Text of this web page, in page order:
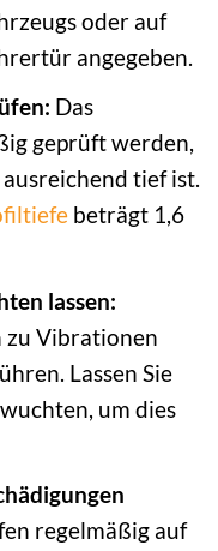
oder auf
angegeben.
Das
geprüft werden,
tief ist.
beträgt 1,6
lassen:
zu Vibrationen
Lassen Sie
um dies
regelmäßig auf